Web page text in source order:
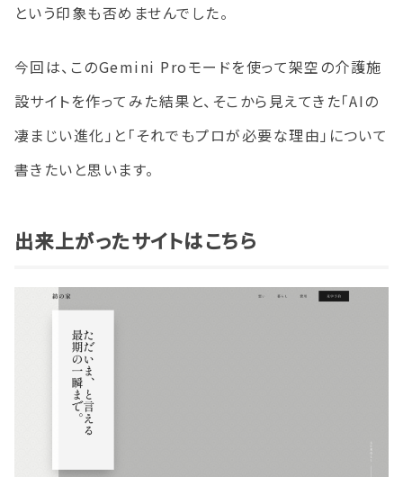
という印象も否めませんでした。
今回は、このGemini Proモードを使って架空の介護施
設サイトを作ってみた結果と、そこから見えてきた「AIの
凄まじい進化」と「それでもプロが必要な理由」について
書きたいと思います。
出来上がったサイトはこちら